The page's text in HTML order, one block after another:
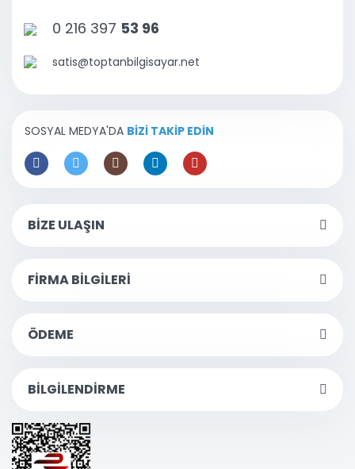
0 216 397 53 96
satis@toptanbilgisayar.net
SOSYAL MEDYA'DA BİZİ TAKİP EDİN
BİZE ULAŞIN
FİRMA BİLGİLERİ
ÖDEME
BİLGİLENDİRME